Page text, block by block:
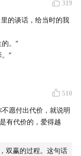
319
的谈话，给当时的我
。”
”
510
不愿付出代价，就说明
有代价的，爱得越
双赢的过程。这句话